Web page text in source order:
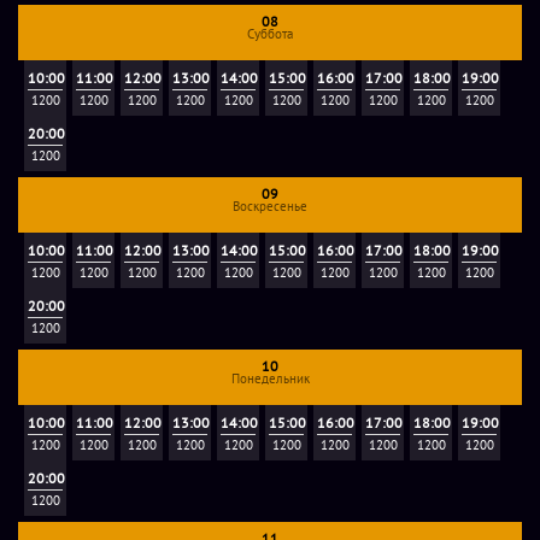
приставки PS4pro, столы, посуда).
Тариф MIDDLE + квест 3 часа - 15 000 руб. за команду до
10 человек, продолжительность 3 часа. В пакет входит:
аренда пространства клуба - 3 VR-шлема, 2 игровые
приставки, автосимуляторы (руль + педали), фуршетная
зона, зона отдыха, прохождение любого из доступных
квестов на выбор. Рекомендуется для взрослых и детей от
12 лет.
Тариф MAX + квест 3 часа- 20 000 руб. за команду до 12
человек, продолжительность 3 часа. В пакет входит:
аренда всего пространства клуба, 4 VR-шлема, 2 игровые
приставки, автосимуляторы (руль + педали), фуршетная
зона, зона отдыха, прохождение любого из доступных
квестов на выбор. Рекомендуется для взрослых и детей
старше 12 лет.
08
Суббота
10:00
1200
11:00
1200
12:00
1200
13:00
1200
14:00
1200
15:00
1200
16:00
1200
17:00
1200
18:00
1200
19:00
1200
20:00
1200
09
Воскресенье
10:00
1200
11:00
1200
12:00
1200
13:00
1200
14:00
1200
15:00
1200
16:00
1200
17:00
1200
18:00
1200
19:00
1200
20:00
1200
10
Понедельник
10:00
1200
11:00
1200
12:00
1200
13:00
1200
14:00
1200
15:00
1200
16:00
1200
17:00
1200
18:00
1200
19:00
1200
20:00
1200